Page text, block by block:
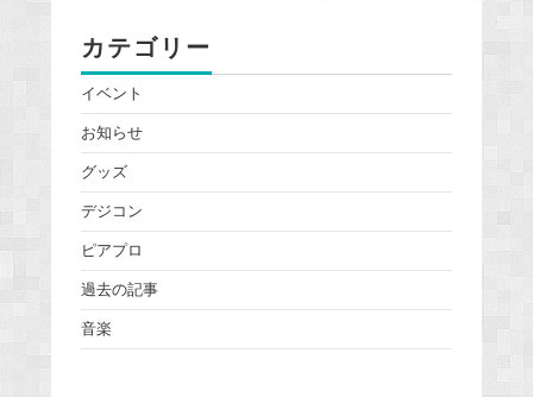
カテゴリー
イベント
お知らせ
グッズ
デジコン
ピアプロ
過去の記事
音楽